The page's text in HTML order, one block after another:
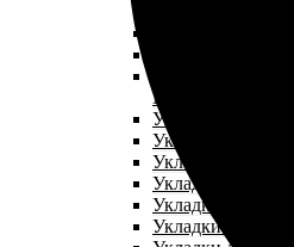
Укладки
Укладки
NEW
Укладки при
Укладки для
Укладки для
Укладки для
Укладки для
Укладки для